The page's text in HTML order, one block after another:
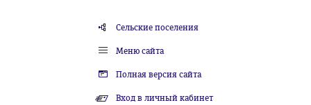
Сельские поселения
Меню сайта
Полная версия сайта
Вход в личный кабинет